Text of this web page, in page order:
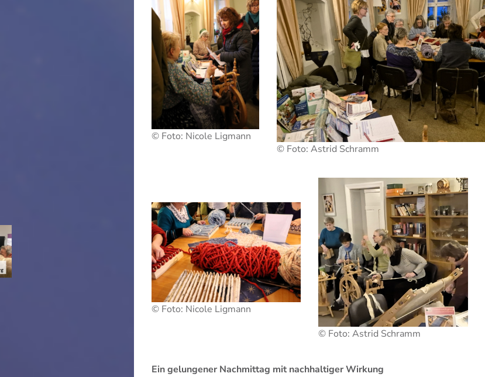
© Foto: Nicole Ligmann
© Foto: Astrid Schramm
© Foto: Nicole Ligmann
© Foto: Astrid Schramm
Ein gelungener Nachmittag mit nachhaltiger Wirkung